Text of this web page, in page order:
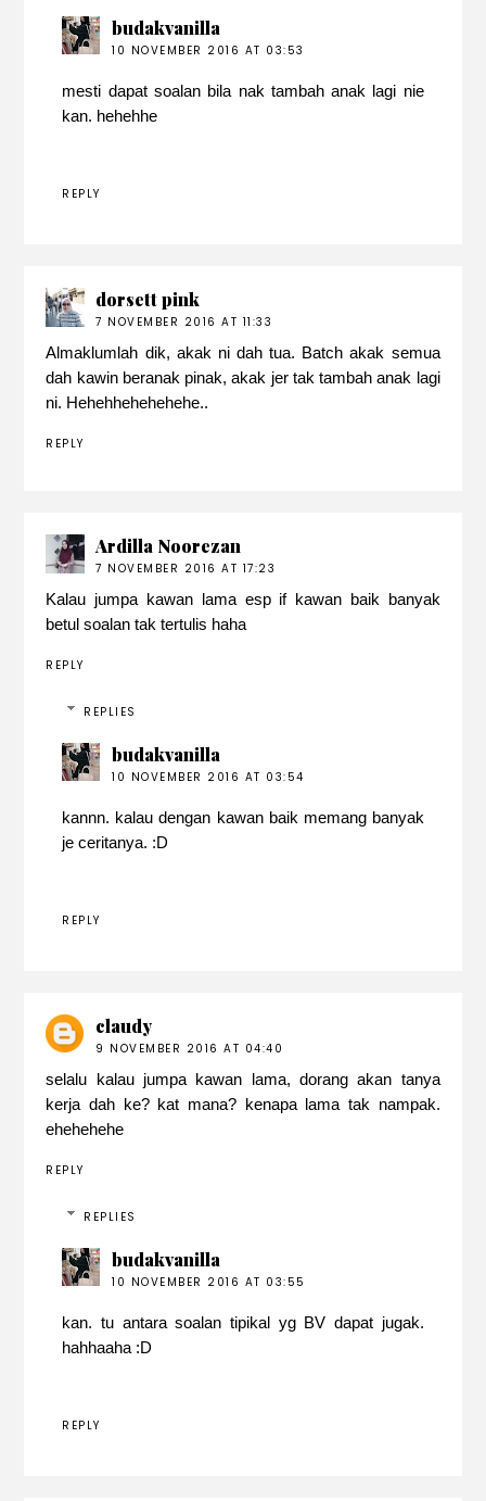
budakvanilla
10 NOVEMBER 2016 AT 03:53
mesti dapat soalan bila nak tambah anak lagi nie
kan. hehehhe
REPLY
dorsett pink
7 NOVEMBER 2016 AT 11:33
Almaklumlah dik, akak ni dah tua. Batch akak semua
dah kawin beranak pinak, akak jer tak tambah anak lagi
ni. Hehehhehehehehe..
REPLY
Ardilla Noorezan
7 NOVEMBER 2016 AT 17:23
Kalau jumpa kawan lama esp if kawan baik banyak
betul soalan tak tertulis haha
REPLY
REPLIES
budakvanilla
10 NOVEMBER 2016 AT 03:54
kannn. kalau dengan kawan baik memang banyak
je ceritanya. :D
REPLY
claudy
9 NOVEMBER 2016 AT 04:40
selalu kalau jumpa kawan lama, dorang akan tanya
kerja dah ke? kat mana? kenapa lama tak nampak.
ehehehehe
REPLY
REPLIES
budakvanilla
10 NOVEMBER 2016 AT 03:55
kan. tu antara soalan tipikal yg BV dapat jugak.
hahhaaha :D
REPLY